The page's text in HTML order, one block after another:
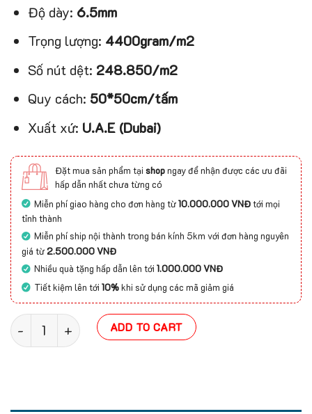
Độ dày: 6.5mm
Trọng lượng: 4400gram/m2
Số nút dệt: 248.850/m2
Quy cách: 50*50cm/tấm
Xuất xứ: U.A.E (Dubai)
Đặt mua sản phẩm tại shopngay để nhận được các ưu đãi
hấp dẫn nhất chưa từng có
Miễn phí giao hàng cho đơn hàng từ10.000.000 VNĐtới mọi
tỉnh thành
Miễn phí ship nội thành trong bán kính 5km với đơn hàng nguyên
giá từ2.500.000 VNĐ
Nhiều quà tặng hấp dẫn lên tới1.000.000 VNĐ
Tiết kiệm lên tới10%khi sử dụng các mã giảm giá
Thảm tấm nhập khẩu Woodlands quantity
ADD TO CART